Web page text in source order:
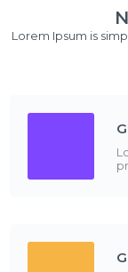
Lorem Ipsum is